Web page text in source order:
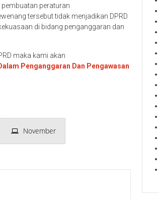
peraturan
tersebut tidak menjadikan DPRD
di bidang penganggaran dan
maka kami akan
Penganggaran Dan Pengawasan
November